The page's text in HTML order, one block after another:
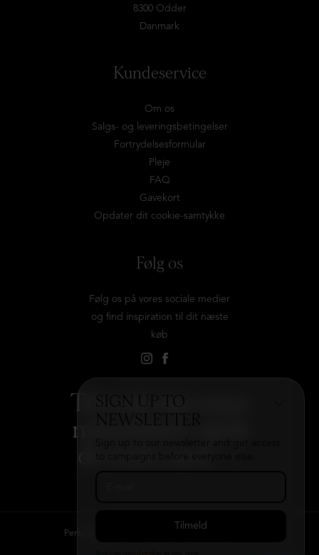
SIGN UP TO
8300 Odder
Danmark
Kundeservice
Om os
Salgs- og leveringsbetingelser
Fortrydelsesformular
Pleje
FAQ
Gavekort
Opdater dit cookie-samtykke
Følg os
Følg os på vores sociale medier
og find inspiration til dit næste
køb
Tilmeld dig vores
nyhedsbrev og få
Persondatapolitik